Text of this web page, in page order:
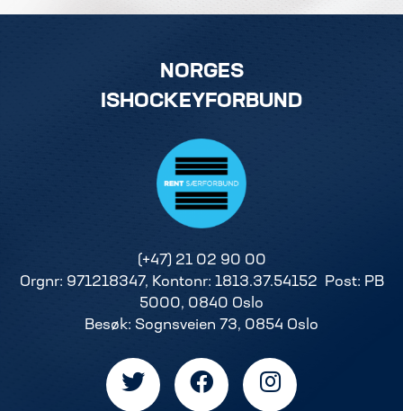
NORGES
ISHOCKEYFORBUND
(+47) 21 02 90 00
Orgnr: 971218347, Kontonr: 1813.37.54152 Post: PB
5000, 0840 Oslo
Besøk: Sognsveien 73, 0854 Oslo